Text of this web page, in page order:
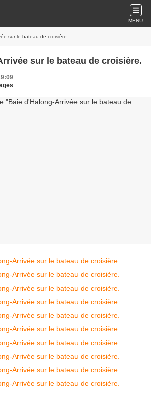
MENU
sur le bateau de croisière.
sur le bateau de croisière.